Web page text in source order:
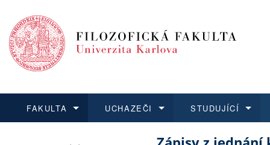
FAKULTA UCHAZEČI STUDUJÍCÍ